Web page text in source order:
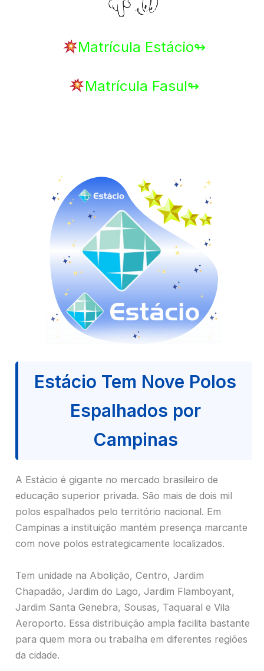
Matrícula Estácio↬
Matrícula Fasul↬
Estácio Tem Nove Polos
Espalhados por
Campinas
A Estácio é gigante no mercado brasileiro de
educação superior privada. São mais de dois mil
polos espalhados pelo território nacional. Em
Campinas a instituição mantém presença marcante
com nove polos estrategicamente localizados.
Tem unidade na Abolição, Centro, Jardim
Chapadão, Jardim do Lago, Jardim Flamboyant,
Jardim Santa Genebra, Sousas, Taquaral e Vila
Aeroporto. Essa distribuição ampla facilita bastante
para quem mora ou trabalha em diferentes regiões
da cidade.